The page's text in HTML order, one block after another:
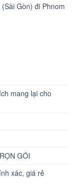
Gòn) đi Phnom
mang lại cho
GÓI
xác, giá rẻ